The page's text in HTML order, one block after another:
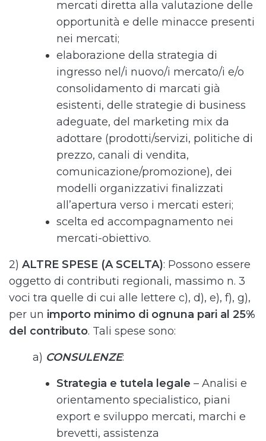
mercati diretta alla valutazione delle
opportunità e delle minacce presenti
nei mercati;
elaborazione della strategia di
ingresso nel/i nuovo/i mercato/i e/o
consolidamento di marcati già
esistenti, delle strategie di business
adeguate, del marketing mix da
adottare (prodotti/servizi, politiche di
prezzo, canali di vendita,
comunicazione/promozione), dei
modelli organizzativi finalizzati
all’apertura verso i mercati esteri;
scelta ed accompagnamento nei
mercati-obiettivo.
2) ALTRE SPESE (A SCELTA): Possono essere
oggetto di contributi regionali, massimo n. 3
voci tra quelle di cui alle lettere c), d), e), f), g),
per un importo minimo di ognuna pari al 25%
del contributo. Tali spese sono:
a) CONSULENZE:
Strategia e tutela legale – Analisi e
orientamento specialistico, piani
export e sviluppo mercati, marchi e
brevetti, assistenza